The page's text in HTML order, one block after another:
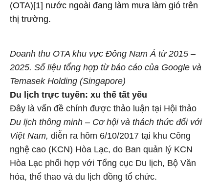
(OTA)[1] nước ngoài đang làm mưa làm gió trên
thị trường.
Doanh thu OTA khu vực Đông Nam Á từ 2015 –
2025. Số liệu tổng hợp từ báo cáo của Google và
Temasek Holding (Singapore)
Du lịch trực tuyến: xu thế tất yếu
Đây là vấn đề chính được thảo luận tại Hội thảo
Du lịch thông minh – Cơ hội và thách thức đối với
Việt Nam, diễn ra hôm 6/10/2017 tại khu Công
nghệ cao (KCN) Hòa Lạc, do Ban quản lý KCN
Hòa Lạc phối hợp với Tổng cục Du lịch, Bộ Văn
hóa, thể thao và du lịch đồng tổ chức.